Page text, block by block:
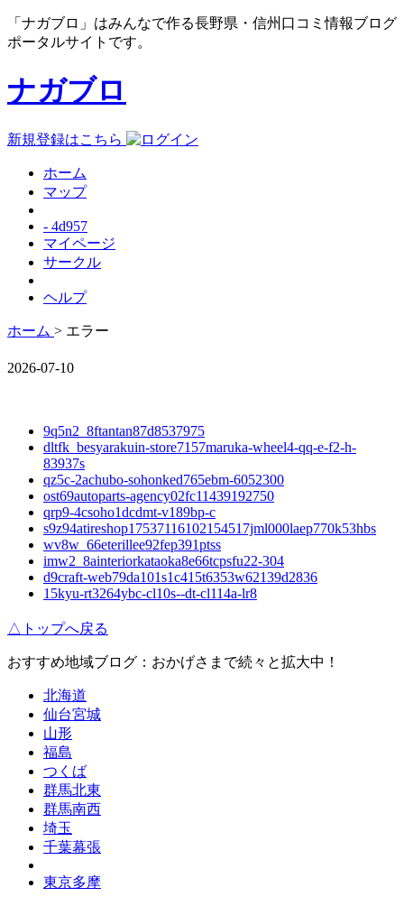
「ナガブロ」はみんなで作る長野県・信州口コミ情報ブログ
ポータルサイトです。
ナガブロ
新規登録はこちら
ホーム
マップ
- 4d957
マイページ
サークル
ヘルプ
ホーム > エラー
2026-07-10
9q5n2_8ftantan87d8537975
dltfk_besyarakuin-store7157maruka-wheel4-qq-e-f2-h-
83937s
qz5c-2achubo-sohonked765ebm-6052300
ost69autoparts-agency02fc11439192750
qrp9-4csoho1dcdmt-v189bp-c
s9z94atireshop17537116102154517jml000laep770k53hbs
wv8w_66eterillee92fep391ptss
imw2_8ainteriorkataoka8e66tcpsfu22-304
d9craft-web79da101s1c415t6353w62139d2836
15kyu-rt3264ybc-cl10s--dt-cl114a-lr8
△トップへ戻る
おすすめ地域ブログ：おかげさまで続々と拡大中！
北海道
仙台宮城
山形
福島
つくば
群馬北東
群馬南西
埼玉
千葉幕張
東京多摩